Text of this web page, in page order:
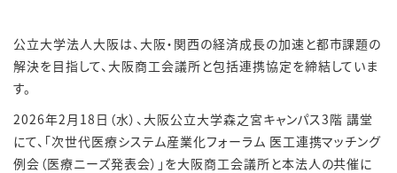
公立大学法人大阪は、大阪・関西の経済成長の加速と都市課題の
解決を目指して、大阪商工会議所と包括連携協定を締結していま
す。
2026年2月18日（水）、大阪公立大学森之宮キャンパス3階 講堂
にて、「次世代医療システム産業化フォーラム 医工連携マッチング
例会（医療ニーズ発表会）」を大阪商工会議所と本法人の共催に